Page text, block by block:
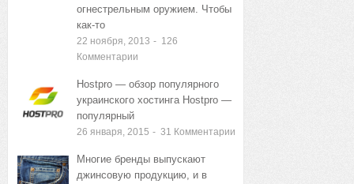
огнестрельным оружием. Чтобы
как-то
22 ноября, 2013 - 126
Комментарии
Hostpro — обзор популярного
украинского хостинга Hostpro —
популярный
26 января, 2015 - 31 Комментарии
Многие бренды выпускают
джинсовую продукцию, и в